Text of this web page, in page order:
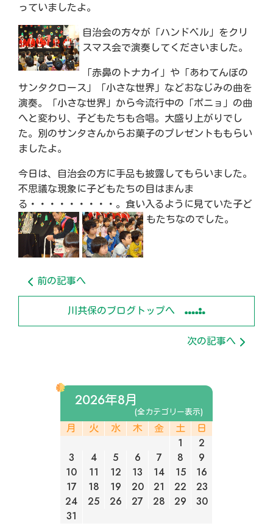
っていましたよ。
自治会の方々が「ハンドベル」をクリ
スマス会で演奏してくださいました。
「赤鼻のトナカイ」や「あわてんぼの
サンタクロース」「小さな世界」などおなじみの曲を
演奏。「小さな世界」から今流行中の「ポニョ」の曲
へと変わり、子どもたちも合唱。大盛り上がりでし
た。別のサンタさんからお菓子のプレゼントももらい
ましたよ。
今日は、自治会の方に手品も披露してもらいました。
不思議な現象に子どもたちの目はまんま
る・・・・・・・・・。食い入るように見ていた子ど
もたちなのでした。
前の記事へ
川共保のブログトップへ
次の記事へ
2026年8月
(全カテゴリー表示)
月 火 水 木 金 土 日
1
2
3
4 5 6 7 8
9
10
11 12 13 14 15
16
17
18 19 20 21 22
23
24
25 26 27 28 29
30
31